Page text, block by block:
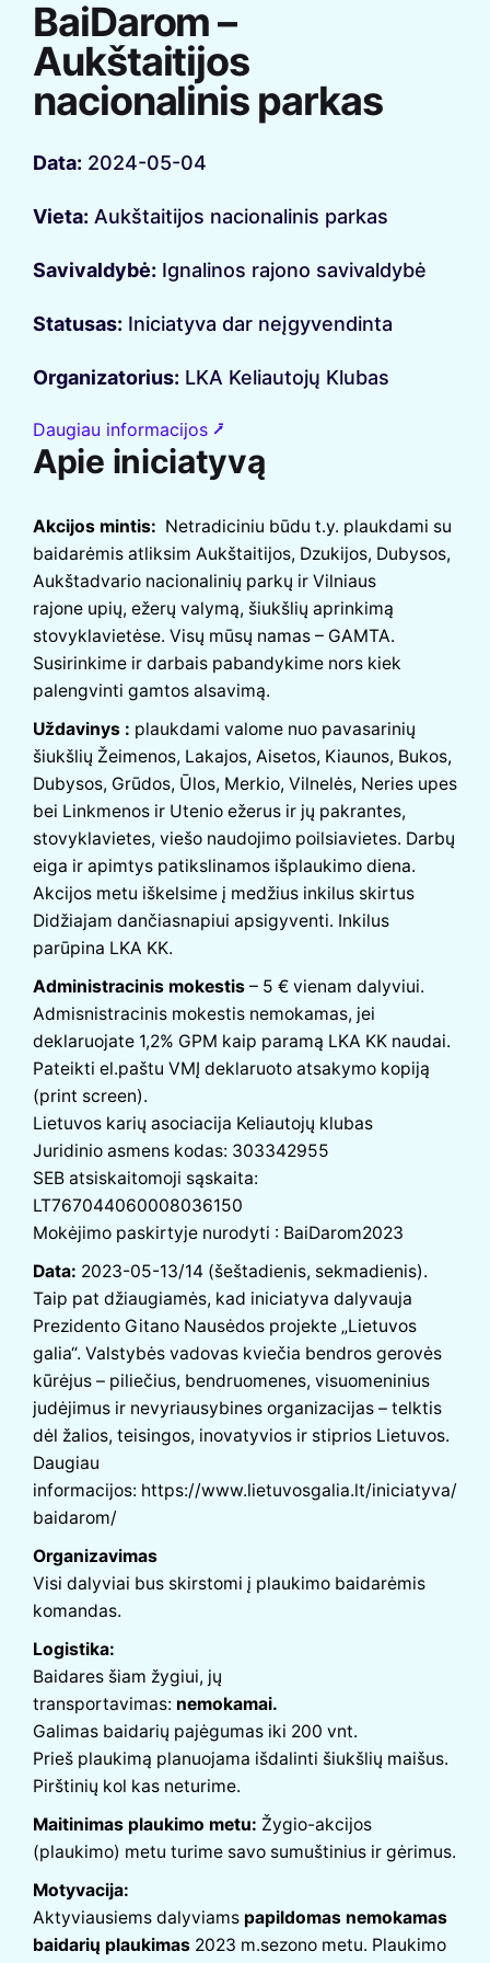
BaiDarom –
Aukštaitijos
nacionalinis parkas
Data: 2024-05-04
Vieta: Aukštaitijos nacionalinis parkas
Savivaldybė: Ignalinos rajono savivaldybė
Statusas: Iniciatyva dar neįgyvendinta
Organizatorius: LKA Keliautojų Klubas
Daugiau informacijos ⭷
Apie iniciatyvą
Akcijos mintis: Netradiciniu būdu t.y. plaukdami su
baidarėmis atliksim Aukštaitijos, Dzukijos, Dubysos,
Aukštadvario nacionalinių parkų ir Vilniaus
rajone upių, ežerų valymą, šiukšlių aprinkimą
stovyklavietėse. Visų mūsų namas – GAMTA.
Susirinkime ir darbais pabandykime nors kiek
palengvinti gamtos alsavimą.
Uždavinys : plaukdami valome nuo pavasarinių
šiukšlių Žeimenos, Lakajos, Aisetos, Kiaunos, Bukos,
Dubysos, Grūdos, Ūlos, Merkio, Vilnelės, Neries upes
bei Linkmenos ir Utenio ežerus ir jų pakrantes,
stovyklavietes, viešo naudojimo poilsiavietes. Darbų
eiga ir apimtys patikslinamos išplaukimo diena.
Akcijos metu iškelsime į medžius inkilus skirtus
Didžiajam dančiasnapiui apsigyventi. Inkilus
parūpina LKA KK.
Administracinis mokestis – 5 € vienam dalyviui.
Admisnistracinis mokestis nemokamas, jei
deklaruojate 1,2% GPM kaip paramą LKA KK naudai.
Pateikti el.paštu VMĮ deklaruoto atsakymo kopiją
(print screen).
Lietuvos karių asociacija Keliautojų klubas
Juridinio asmens kodas: 303342955
SEB atsiskaitomoji sąskaita:
LT767044060008036150
Mokėjimo paskirtyje nurodyti : BaiDarom2023
Data: 2023-05-13/14 (šeštadienis, sekmadienis).
Taip pat džiaugiamės, kad iniciatyva dalyvauja
Prezidento Gitano Nausėdos projekte „Lietuvos
galia“. Valstybės vadovas kviečia bendros gerovės
kūrėjus – piliečius, bendruomenes, visuomeninius
judėjimus ir nevyriausybines organizacijas – telktis
dėl žalios, teisingos, inovatyvios ir stiprios Lietuvos.
Daugiau
informacijos: https://www.lietuvosgalia.lt/iniciatyva/
baidarom/
Organizavimas
Visi dalyviai bus skirstomi į plaukimo baidarėmis
komandas.
Logistika:
Baidares šiam žygiui, jų
transportavimas: nemokamai.
Galimas baidarių pajėgumas iki 200 vnt.
Prieš plaukimą planuojama išdalinti šiukšlių maišus.
Pirštinių kol kas neturime.
Maitinimas plaukimo metu: Žygio-akcijos
(plaukimo) metu turime savo sumuštinius ir gėrimus.
Motyvacija:
Aktyviausiems dalyviams papildomas nemokamas
baidarių plaukimas 2023 m.sezono metu. Plaukimo